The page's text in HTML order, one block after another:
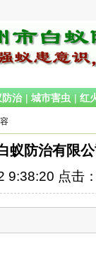
防治 | 城市害虫 | 红
蚁防治有限
9:38:20 点击